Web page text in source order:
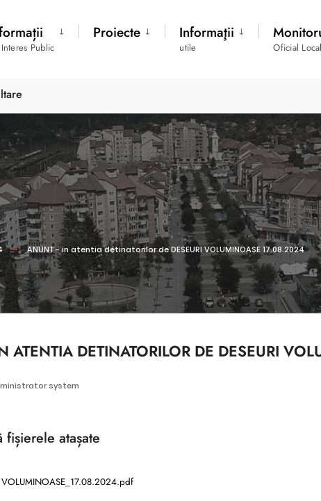
Public
Proiecte Informaţii
utile Oficial Local
ANUNT - in atentia detinatorilor de DESEURI VOLUMINOASE 17.08.2024
ATENTIA DETINATORILOR DE DESEURI
system
fișierele atașate
VOLUMINOASE_17.08.2024.pdf